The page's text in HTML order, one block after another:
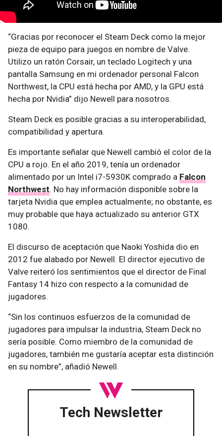
“Gracias por reconocer el Steam Deck como la mejor
pieza de equipo para juegos en nombre de Valve.
Utilizo un ratón Corsair, un teclado Logitech y una
pantalla Samsung en mi ordenador personal Falcon
Northwest, la CPU está hecha por AMD, y la GPU está
hecha por Nvidia” dijo Newell para nosotros.
Steam Deck es posible gracias a su interoperabilidad,
compatibilidad y apertura.
Es importante señalar que Newell cambió el color de la
CPU a rojo. En el año 2019, tenía un ordenador
alimentado por un Intel i7-5930K comprado a Falcon
Northwest. No hay información disponible sobre la
tarjeta Nvidia que emplea actualmente; no obstante, es
muy probable que haya actualizado su anterior GTX
1080.
El discurso de aceptación que Naoki Yoshida dio en
2012 fue alabado por Newell. El director ejecutivo de
Valve reiteró los sentimientos que el director de Final
Fantasy 14 hizo con respecto a la comunidad de
jugadores.
“Sin los continuos esfuerzos de la comunidad de
jugadores para impulsar la industria, Steam Deck no
sería posible. Como miembro de la comunidad de
jugadores, también me gustaría aceptar esta distinción
en su nombre”, añadió Newell.
Tech Newsletter